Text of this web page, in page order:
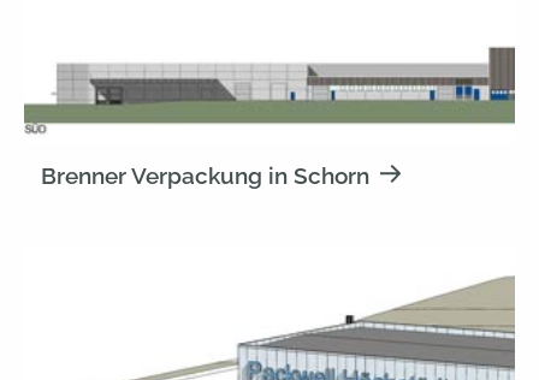
Brenner Verpackung in Schorn